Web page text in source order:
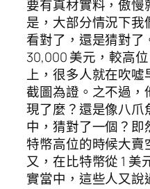
要有真材實料，傲
是，大部分情況下
看對了，還是猜對
30,000 美元，較高
上，很多人就在吹
截圖為證。之不過
現了麼？還是像八爪
中，猜對了一個？
特幣高位的時候大賣
又，在比特幣從 1 美
實當中，這些人又說